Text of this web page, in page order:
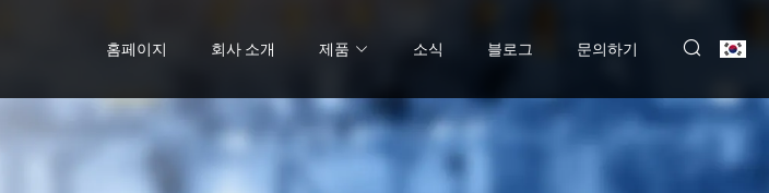
홈페이지 회사 소개 제품 소식 블로그 문의하기